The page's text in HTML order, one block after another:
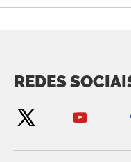
REDES